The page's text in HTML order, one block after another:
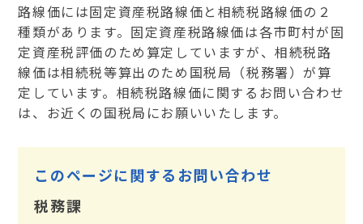
路線価には固定資産税路線価と相続税路線価の２
種類があります。固定資産税路線価は各市町村が固
定資産税評価のため算定していますが、相続税路
線価は相続税等算出のため国税局（税務署）が算
定しています。相続税路線価に関するお問い合わせ
は、お近くの国税局にお願いいたします。
このページに関するお問い合わせ
税務課